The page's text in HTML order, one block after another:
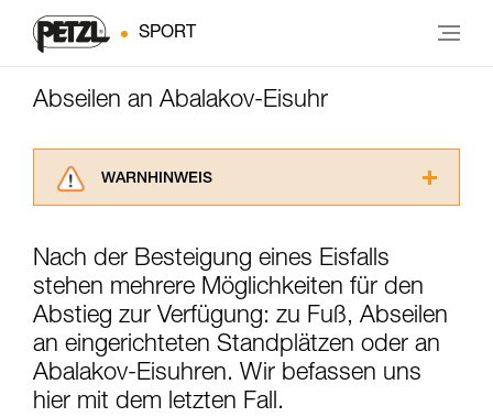
SPORT
Abseilen an Abalakov-Eisuhr
WARNHINWEIS
aufmerksam durch, bevor Sie diesen zu Rate
ziehen. Um diese Zusatzinformationen
verstehen zu können, müssen Sie zuerst die in
der Gebrauchsanweisung enthaltenen
Informationen richtig verstanden haben.
Die Beherrschung dieser Techniken setzt eine
entsprechende Ausbildung und ein spezielles
Nach der Besteigung eines Eisfalls
stehen mehrere Möglichkeiten für den
Abstieg zur Verfügung: zu Fuß, Abseilen
an eingerichteten Standplätzen oder an
Abalakov-Eisuhren. Wir befassen uns
hier mit dem letzten Fall.